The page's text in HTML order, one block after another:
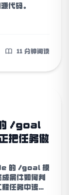
代码。
11 分钟阅读
/goal
把任务做
的 /goal 模
条件如何判
任务中该如